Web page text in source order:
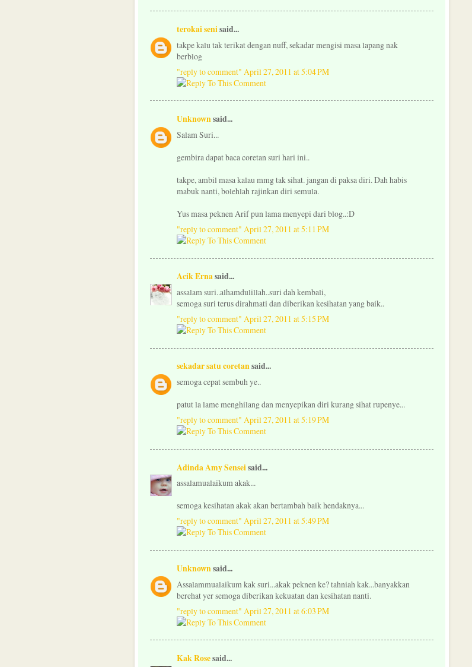
terokai senisaid...
takpe kalu tak terikat dengan nuff, sekadar mengisi masa lapang nak
berblog
"reply to comment" April 27, 2011 at 5:04 PM
Unknownsaid...
Salam Suri...
gembira dapat baca coretan suri hari ini..
takpe, ambil masa kalau mmg tak sihat. jangan di paksa diri. Dah habis
mabuk nanti, bolehlah rajinkan diri semula.
Yus masa peknen Arif pun lama menyepi dari blog..:D
"reply to comment" April 27, 2011 at 5:11 PM
Acik Ernasaid...
assalam suri..alhamdulillah..suri dah kembali,
semoga suri terus dirahmati dan diberikan kesihatan yang baik..
"reply to comment" April 27, 2011 at 5:15 PM
sekadar satu coretansaid...
semoga cepat sembuh ye..
patut la lame menghilang dan menyepikan diri kurang sihat rupenye...
"reply to comment" April 27, 2011 at 5:19 PM
Adinda Amy Senseisaid...
assalamualaikum akak...
semoga kesihatan akak akan bertambah baik hendaknya...
"reply to comment" April 27, 2011 at 5:49 PM
Unknownsaid...
Assalammualaikum kak suri...akak peknen ke? tahniah kak...banyakkan
berehat yer semoga diberikan kekuatan dan kesihatan nanti.
"reply to comment" April 27, 2011 at 6:03 PM
Kak Rosesaid...